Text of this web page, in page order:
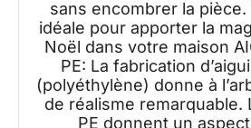
sans encombrer la pièce.
idéale pour apporter la
Noël dans votre maison
PE: La fabrication
(polyéthylène) donne à
de réalisme remarquable.
PE donnent un